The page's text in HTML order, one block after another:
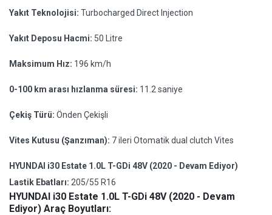
Yakıt Teknolojisi: Turbocharged Direct Injection
Yakıt Deposu Hacmi: 50 Litre
Maksimum Hız: 196 km/h
0-100 km arası hızlanma süresi: 11.2 saniye
Çekiş Türü: Önden Çekişli
Vites Kutusu (Şanzıman): 7 ileri Otomatik dual clutch Vites
HYUNDAI i30 Estate 1.0L T-GDi 48V (2020 - Devam Ediyor)
Lastik Ebatları: 205/55 R16
HYUNDAI i30 Estate 1.0L T-GDi 48V (2020 - Devam
Ediyor) Araç Boyutları: